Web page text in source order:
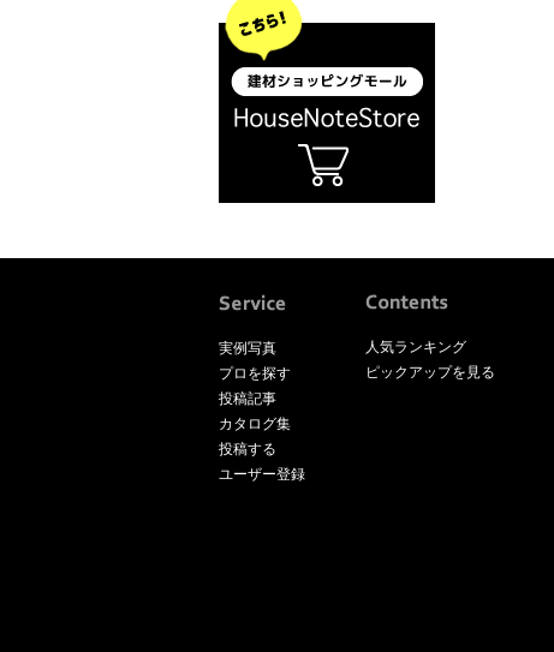
実例写真
プロを探す
投稿記事
カタログ集
投稿する
ユーザー登録
人気ランキング
ピックアップを見る